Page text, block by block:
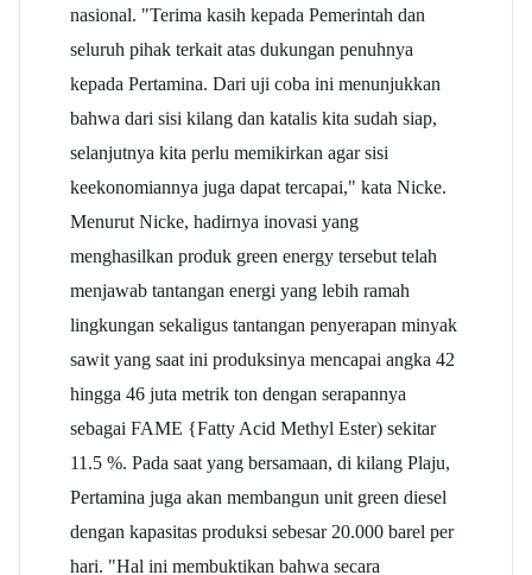
nasional. "Terima kasih kepada Pemerintah dan
seluruh pihak terkait atas dukungan penuhnya
kepada Pertamina. Dari uji coba ini menunjukkan
bahwa dari sisi kilang dan katalis kita sudah siap,
selanjutnya kita perlu memikirkan agar sisi
keekonomiannya juga dapat tercapai," kata Nicke.
Menurut Nicke, hadirnya inovasi yang
menghasilkan produk green energy tersebut telah
menjawab tantangan energi yang lebih ramah
lingkungan sekaligus tantangan penyerapan minyak
sawit yang saat ini produksinya mencapai angka 42
hingga 46 juta metrik ton dengan serapannya
sebagai FAME {Fatty Acid Methyl Ester) sekitar
11.5 %. Pada saat yang bersamaan, di kilang Plaju,
Pertamina juga akan membangun unit green diesel
dengan kapasitas produksi sebesar 20.000 barel per
hari. "Hal ini membuktikan bahwa secara